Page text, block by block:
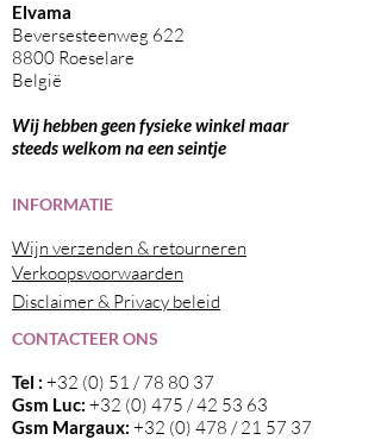
Elvama
Beversesteenweg 622
8800 Roeselare
België
Wij hebben geen fysieke winkel maar
steeds welkom na een seintje
INFORMATIE
Wijn verzenden & retourneren
Verkoopsvoorwaarden
Disclaimer & Privacy beleid
CONTACTEER ONS
Tel : +32 (0) 51 / 78 80 37
Gsm Luc: +32 (0) 475 / 42 53 63
Gsm Margaux: +32 (0) 478 / 21 57 37